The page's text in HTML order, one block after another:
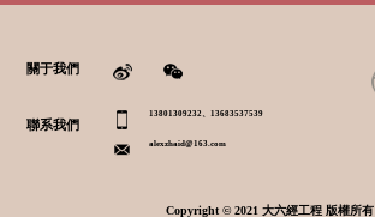
關于我們
聯系我們
13801309232、13683537539
alexzhaid@163.com
Copyright © 2021 大六經工程 版權所有